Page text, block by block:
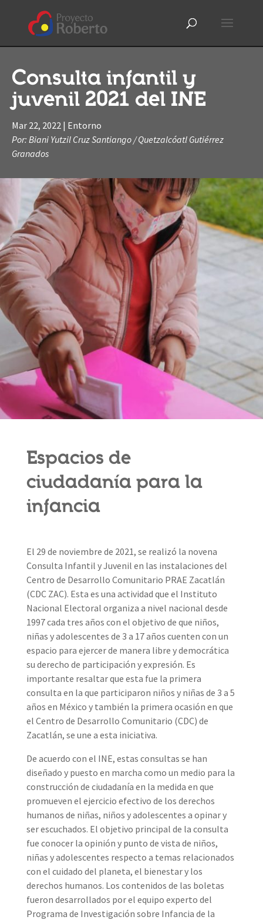
Consulta infantil y
juvenil 2021 del INE
Mar 22, 2022 | Entorno
Por: Biani Yutzil Cruz Santiango / Quetzalcóatl Gutiérrez
Granados
Espacios de
ciudadanía para la
infancia
El 29 de noviembre de 2021, se realizó la novena
Consulta Infantil y Juvenil en las instalaciones del
Centro de Desarrollo Comunitario PRAE Zacatlán
(CDC ZAC). Esta es una actividad que el Instituto
Nacional Electoral organiza a nivel nacional desde
1997 cada tres años con el objetivo de que niños,
niñas y adolescentes de 3 a 17 años cuenten con un
espacio para ejercer de manera libre y democrática
su derecho de participación y expresión. Es
importante resaltar que esta fue la primera
consulta en la que participaron niños y niñas de 3 a 5
años en México y también la primera ocasión en que
el Centro de Desarrollo Comunitario (CDC) de
Zacatlán, se une a esta iniciativa.
De acuerdo con el INE, estas consultas se han
diseñado y puesto en marcha como un medio para la
construcción de ciudadanía en la medida en que
promueven el ejercicio efectivo de los derechos
humanos de niñas, niños y adolescentes a opinar y
ser escuchados. El objetivo principal de la consulta
fue conocer la opinión y punto de vista de niños,
niñas y adolescentes respecto a temas relacionados
con el cuidado del planeta, el bienestar y los
derechos humanos. Los contenidos de las boletas
fueron desarrollados por el equipo experto del
Programa de Investigación sobre Infancia de la